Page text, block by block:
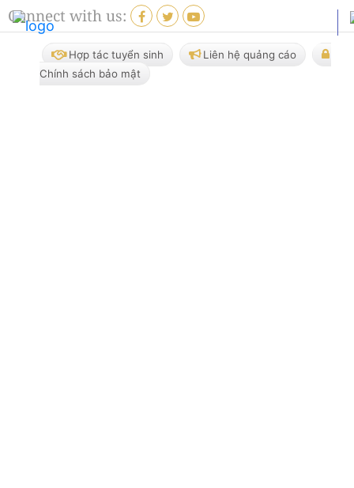
Connect with us:
Hợp tác tuyển sinh
Liên hệ quảng cáo
Chính sách bảo mật